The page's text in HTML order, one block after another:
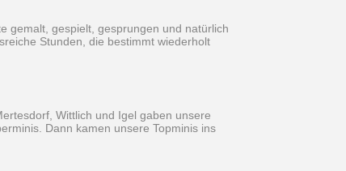
gemalt, gespielt, gesprungen und natürlich
Stunden, die bestimmt wiederholt
Wittlich und Igel gaben unsere
Dann kamen unsere Topminis ins